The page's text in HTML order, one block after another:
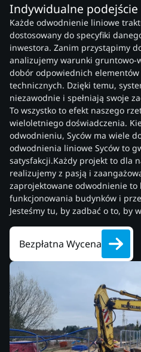
Indywidualne podejście
Każde odwodnienie liniowe
dostosowany do specyfiki
inwestora. Zanim przystąpimy
analizujemy warunki gruntowo-
dobór odpowiednich
technicznych. Dzięki temu,
niezawodnie i spełniają swoje
To wszystko to efekt naszego
wieloletniego doświadczenia.
odwodnieniu, Syców ma wiele
odwodnienia liniowe Syców to
satysfakcji.Każdy projekt to dla
realizujemy z pasją i
zaprojektowane odwodnienie
funkcjonowania budynków i
Jesteśmy tu, by zadbać o to, by
Bezpłatna Wycena